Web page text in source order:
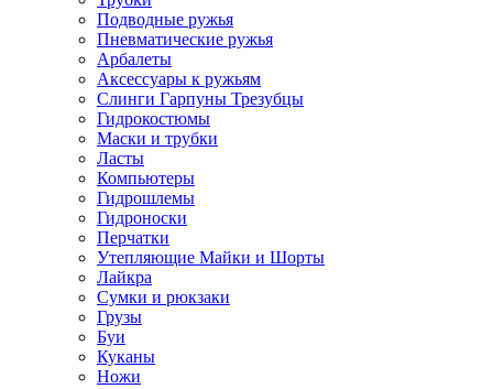
Подводные ружья
Пневматические ружья
Арбалеты
Аксессуары к ружьям
Слинги Гарпуны Трезубцы
Гидрокостюмы
Маски и трубки
Ласты
Компьютеры
Гидрошлемы
Гидроноски
Перчатки
Утепляющие Майки и Шорты
Лайкра
Сумки и рюкзаки
Грузы
Буи
Куканы
Ножи